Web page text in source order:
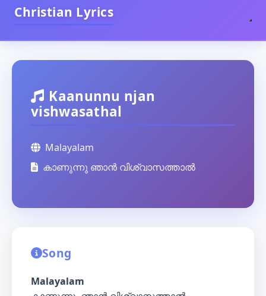
Christian Lyrics
Kaanunnu njan
vishwasathal
Malayalam
കാണുന്നു ഞാന്‍ വിശ്വാസത്താല്‍
Song
Malayalam